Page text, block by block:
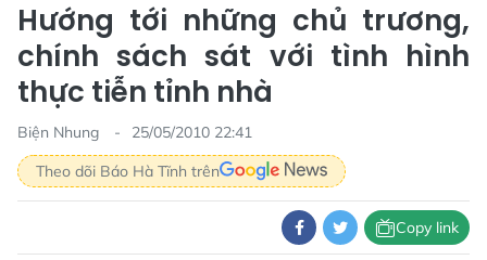
Hướng tới những chủ trương,
chính sách sát với tình hình
thực tiễn tỉnh nhà
Biện Nhung
25/05/2010 22:41
Theo dõi Báo Hà Tĩnh trên
Copy link